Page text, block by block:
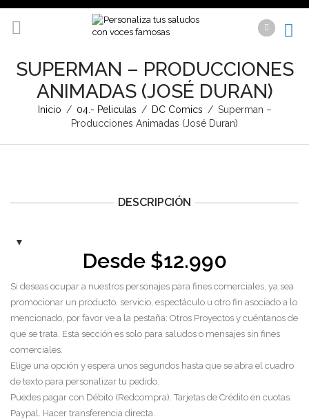
SUPERMAN – PRODUCCIONES
ANIMADAS (JOSÉ DURAN)
Inicio / 04.- Peliculas / DC Comics / Superman –
Producciones Animadas (José Duran)
DESCRIPCIÓN
Desde $12.990
Si deseas ocupar a nuestros personajes para fines comerciales, ya sea
promocionar un producto, servicio, espectáculo u otro fin asociado a lo
mencionado, por favor ve a la pestaña: Otros Proyectos y cuéntanos de
que se trata. Esta sección es solo para saludos o mensajes sin fines
comerciales.
Elige una opción y espera unos segundos hasta que se abra el cuadro
de texto para personalizar tu pedido.
Puedes pagar con Débito (Redcompra). Tarjetas de Crédito en cuotas.
Paypal. Hacer transferencia directa.